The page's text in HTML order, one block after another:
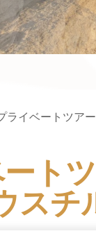
ライベートツアー
ト
スチ